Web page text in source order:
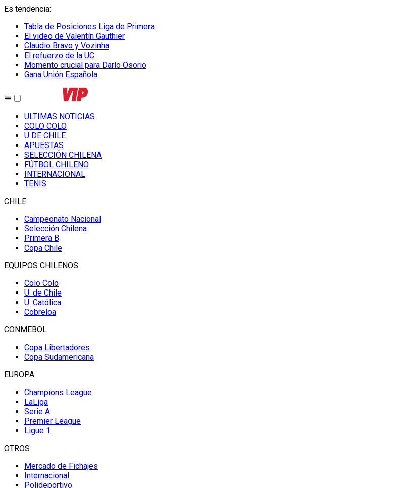
Es tendencia:
Tabla de Posiciones Liga de Primera
El video de Valentín Gauthier
Claudio Bravo y Vozinha
El refuerzo de la UC
Momento crucial para Darío Osorio
Gana Unión Española
ULTIMAS NOTICIAS
COLO COLO
U DE CHILE
APUESTAS
SELECCIÓN CHILENA
FÚTBOL CHILENO
INTERNACIONAL
TENIS
CHILE
Campeonato Nacional
Selección Chilena
Primera B
Copa Chile
EQUIPOS CHILENOS
Colo Colo
U. de Chile
U. Católica
Cobreloa
CONMEBOL
Copa Libertadores
Copa Sudamericana
EUROPA
Champions League
LaLiga
Serie A
Premier League
Ligue 1
OTROS
Mercado de Fichajes
Internacional
Polideportivo